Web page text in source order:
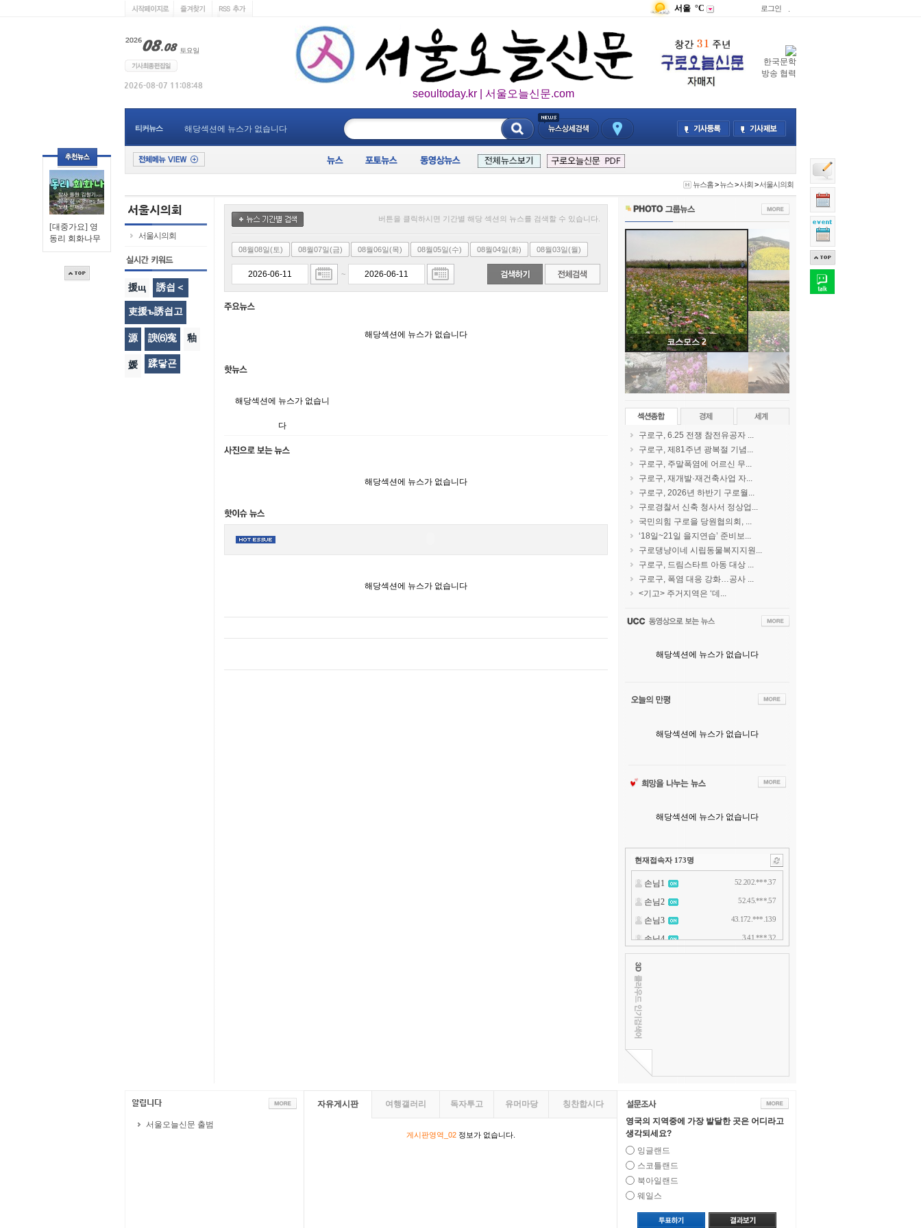
[대중가요] 영
동리 회화나무
서울 °C 로그인
seoultoday.kr | 서울오늘신문.com
한국문학
방송 협력
티커뉴스 해당섹션에 뉴스가 없습니다
뉴스홈>뉴스>사회>서울시의회
서울시의회
援щ 誘쇱＜
吏援ъ誘쇱고
源 諛⑹寃 釉
媛 蹂닿굔
버튼을 클릭하시면 기간별 해당 섹션의 뉴스를 검색할 수 있습니다.
08월08일(토) 08월07일(금) 08월06일(목) 08월05일(수) 08월04일(화) 08월03일(월)
~
해당섹션에 뉴스가 없습니다
해당섹션에 뉴스가 없습니
다
해당섹션에 뉴스가 없습니다
해당섹션에 뉴스가 없습니다
코스모스 2
구로구, 6.25 전쟁 참전유공자 ...
구로구, 제81주년 광복절 기념...
구로구, 주말폭염에 어르신 무...
구로구, 재개발·재건축사업 자...
구로구, 2026년 하반기 구로월...
구로경찰서 신축 청사서 정상업...
국민의힘 구로을 당원협의회, ...
‘18일~21일 을지연습’ 준비보...
구로댕냥이네 시립동물복지지원...
구로구, 드림스타트 아동 대상 ...
구로구, 폭염 대응 강화…공사 ...
<기고> 주거지역은 ‘데...
해당섹션에 뉴스가 없습니다
해당섹션에 뉴스가 없습니다
해당섹션에 뉴스가 없습니다
현재접속자 173명
서울오늘신문 출범
자유게시판 여행갤러리 독자투고 유머마당 칭찬합시다
게시판영역_02정보가 없습니다.
영국의 지역중에 가장 발달한 곳은 어디라고
생각되세요?
잉글랜드
스코틀랜드
북아일랜드
웨일스